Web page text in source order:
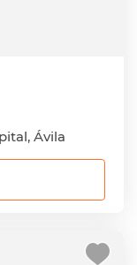
Ávila